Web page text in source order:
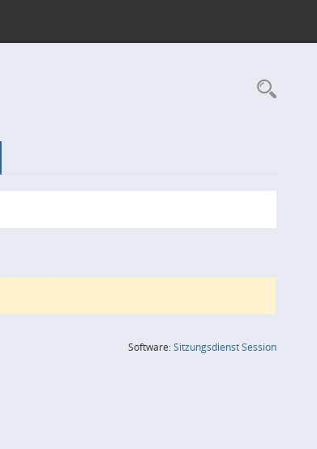
Software:SitzungsdienstSession(Wird in